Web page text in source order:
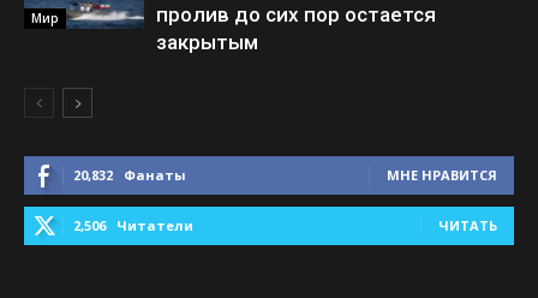
Мир
пролив до сих пор остается
закрытым
20,832 Фанаты МНЕ НРАВИТСЯ
2,506 Читатели ЧИТАТЬ